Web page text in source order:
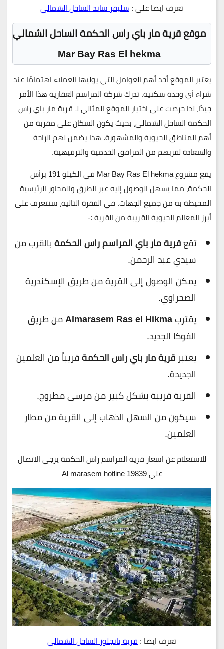
تعرف ايضا علي :سليفر ساند الساحل الشمالي
موقع قرية مار باي راس الحكمة الساحل الشمالي
Mar Bay Ras El hekma
يعتبر الموقع أحد أهم العوامل التي يوليها العملاء اهتمامًا عند
شراء أي وحدة سكنية. تدرك شركة المراسم العقارية هذا الأمر
جيدًا، لذا حرصت على اختيار الموقع المثالي لـ قرية مار باي راس
الحكمة الساحل الشمالي، بحيث يكون السكان على مقربة من
أهم المناطق الحيوية والمشهورة. هذا يضمن لهم الراحة
والسعادة لقربهم من المرافق الخدمية والترفيهية.
يقعمشروع Mar Bay Ras El hekma في الكيلو191 برأس
الحكمة، مما يسهل الوصول إليه عبر الطرق والمحاور الرئيسية
المحيطة به من جميع الجهات. في الفقرة التالية، سنتعرف على
أبرز المعالم الحيوية القريبة من القرية :-
تقعقرية مار باي المراسم راس الحكمةبالقرب من
سيدي عبد الرحمن.
يمكن الوصول إلى القرية من طريق الإسكندرية
الصحراوي.
يقتربAlmarasem Ras el Hikmaمن طريق
الفوكا الجديد.
يعتبر قرية مار باي راس الحكمةقريباً من العلمين
الجديدة.
القرية قريبة بشكل كبير من مرسى مطروح.
سيكون من السهل الذهاب إلى القرية من مطار
العلمين.
للاستعلام عن اسعار قرية المراسم راس الحكمة يرجي الاتصال
علي 19839 Al marasem hotline
تعرف ايضا :قرية بانجلوز الساحل الشمالي